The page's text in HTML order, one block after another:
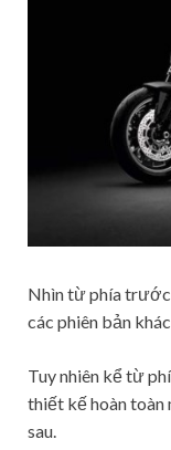
Nhìn từ phía
các phiên bản
Tuy nhiên kể từ
thiết kế hoàn toàn
sau.